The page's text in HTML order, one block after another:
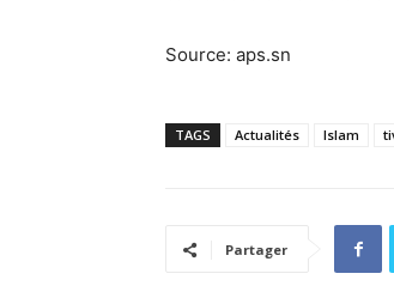
Source: aps.sn
TAGS Actualités Islam
Partager